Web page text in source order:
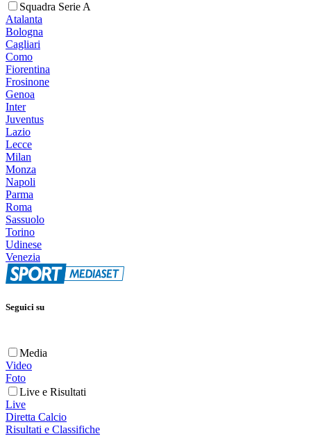
Squadra Serie A
Atalanta
Bologna
Cagliari
Como
Fiorentina
Frosinone
Genoa
Inter
Juventus
Lazio
Lecce
Milan
Monza
Napoli
Parma
Roma
Sassuolo
Torino
Udinese
Venezia
Seguici su
Media
Video
Foto
Live e Risultati
Live
Diretta Calcio
Risultati e Classifiche